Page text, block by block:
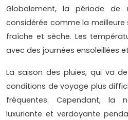
Globalement, la période de
considérée comme la
fraîche et sèche. Les
avec des journées ensoleillées
La saison des pluies, qui va
conditions de voyage plus
fréquentes. Cependant, la
luxuriante et verdoyante